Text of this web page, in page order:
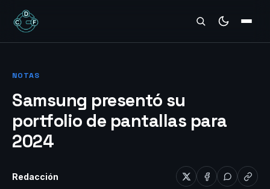
REVIEWS
NOTAS
Samsung presentó su
portfolio de pantallas para
2024
Redacción